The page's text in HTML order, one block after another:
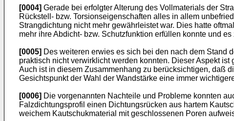
[0004] Gerade bei erfolgter Alterung des Vollmaterials der
Rückstell- bzw. Torsionseigenschaften alles in allem
Strangdichtung nicht mehr gewährleistet war. Dies hatte
mehr ihre Abdicht- bzw. Schutzfunktion erfüllen konnte und
[0005] Des weiteren erwies es sich bei den nach dem Stand
praktisch nicht verwirklicht werden konnten. Dieser Aspekt
Auch ist in diesem Zusammenhang zu berücksichtigen, daß
Gesichtspunkt der Wahl der Wandstärke eine immer
[0006] Die vorgenannten Nachteile und Probleme konnten
Falzdichtungsprofil einen Dichtungsrücken aus hartem
weichem Kautschukmaterial mit geschlossenen Poren